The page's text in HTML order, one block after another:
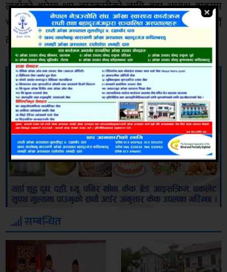
त्यहाँको बारेमा थप जानकारीको लागि वडा अध्यक्ष बाबुराम
चौधरीको ९८५७८४१४०३ मा पटक,पटक टेलीफोन सम्पर्क गर्यौं
तर सम्पर्क हुन सकेन ।
सम्बन्धित